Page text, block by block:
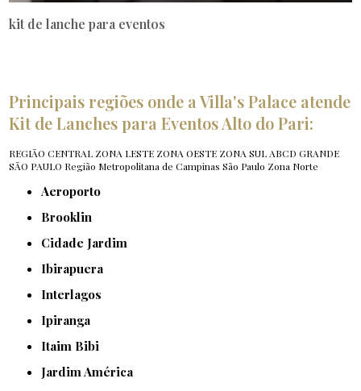
kit de lanche para eventos
Principais regiões onde a Villa's Palace atende
Kit de Lanches para Eventos Alto do Pari:
REGIÃO CENTRAL ZONA LESTE ZONA OESTE ZONA SUL ABCD GRANDE
SÃO PAULO Região Metropolitana de Campinas São Paulo Zona Norte
Aeroporto
Brooklin
Cidade Jardim
Ibirapuera
Interlagos
Ipiranga
Itaim Bibi
Jardim América